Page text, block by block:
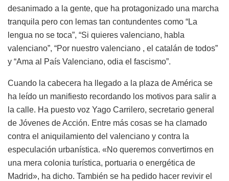
desanimado a la gente, que ha protagonizado una marcha
tranquila pero con lemas tan contundentes como “La
lengua no se toca”, “Si quieres valenciano, habla
valenciano”, “Por nuestro valenciano , el catalán de todos”
y “Ama al País Valenciano, odia el fascismo”.
Cuando la cabecera ha llegado a la plaza de América se
ha leído un manifiesto recordando los motivos para salir a
la calle. Ha puesto voz Yago Carrilero, secretario general
de Jóvenes de Acción. Entre más cosas se ha clamado
contra el aniquilamiento del valenciano y contra la
especulación urbanística. «No queremos convertirnos en
una mera colonia turística, portuaria o energética de
Madrid», ha dicho. También se ha pedido hacer revivir el